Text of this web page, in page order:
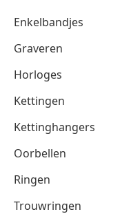
Enkelbandjes
Graveren
Horloges
Kettingen
Kettinghangers
Oorbellen
Ringen
Trouwringen